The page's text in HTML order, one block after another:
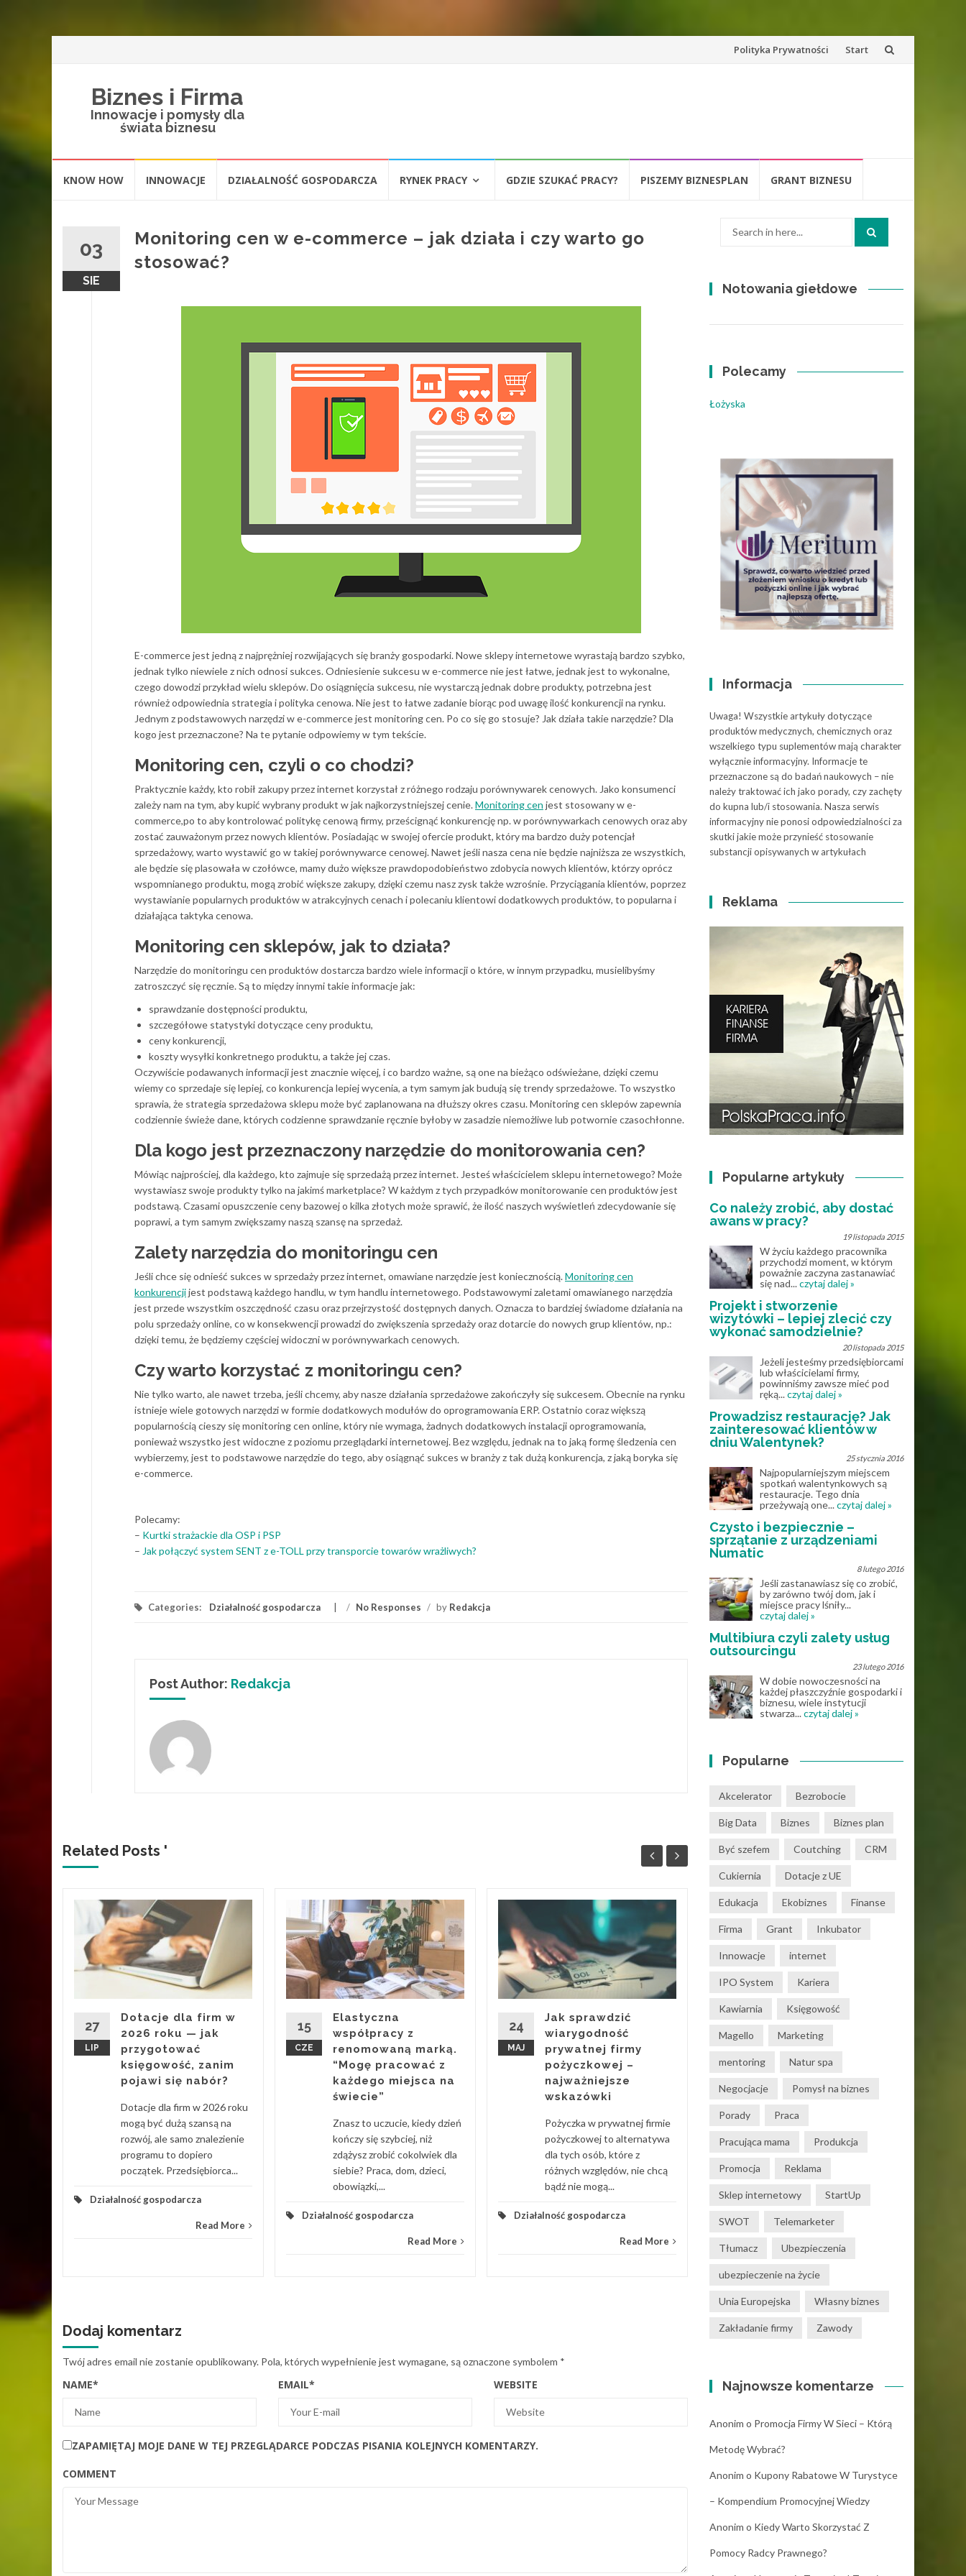
Skip
Polityka Prywatności Start
Biznes i Firma
Innowacje i pomysły dla
świata biznesu
KNOW HOW INNOWACJE DZIAŁALNOŚĆ GOSPODARCZA RYNEK PRACY GDZIE SZUKAĆ PRACY? PISZEMY BIZNESPLAN GRANT BIZNESU
03
SIE
Monitoring cen w e-commerce – jak działa i czy warto go
stosować?
E-commerce jest jedną z najprężniej rozwijających się branży gospodarki. Nowe sklepy internetowe wyrastają bardzo szybko,
jednak tylko niewiele z nich odnosi sukces. Odniesienie sukcesu w e-commerce nie jest łatwe, jednak jest to wykonalne,
czego dowodzi przykład wielu sklepów. Do osiągnięcia sukcesu, nie wystarczą jednak dobre produkty, potrzebna jest
również odpowiednia strategia i polityka cenowa. Nie jest to łatwe zadanie biorąc pod uwagę ilość konkurencji na rynku.
Jednym z podstawowych narzędzi w e-commerce jest monitoring cen. Po co się go stosuje? Jak działa takie narzędzie? Dla
kogo jest przeznaczone? Na te pytanie odpowiemy w tym tekście.
Monitoring cen, czyli o co chodzi?
Praktycznie każdy, kto robił zakupy przez internet korzystał z różnego rodzaju porównywarek cenowych. Jako konsumenci
zależy nam na tym, aby kupić wybrany produkt w jak najkorzystniejszej cenie.Monitoring cen jest stosowany w e-
commerce,po to aby kontrolować politykę cenową firmy, prześcignąć konkurencję np. w porównywarkach cenowych oraz aby
zostać zauważonym przez nowych klientów. Posiadając w swojej ofercie produkt, który ma bardzo duży potencjał
sprzedażowy, warto wystawić go w takiej porównywarce cenowej. Nawet jeśli nasza cena nie będzie najniższa ze wszystkich,
ale będzie się plasowała w czołówce, mamy dużo większe prawdopodobieństwo zdobycia nowych klientów, którzy oprócz
wspomnianego produktu, mogą zrobić większe zakupy, dzięki czemu nasz zysk także wzrośnie. Przyciągania klientów, poprzez
wystawianie popularnych produktów w atrakcyjnych cenach i polecaniu klientowi dodatkowych produktów, to popularna i
działająca taktyka cenowa.
Monitoring cen sklepów, jak to działa?
Narzędzie do monitoringu cen produktów dostarcza bardzo wiele informacji o które, w innym przypadku, musielibyśmy
zatroszczyć się ręcznie. Są to między innymi takie informacje jak:
sprawdzanie dostępności produktu,
szczegółowe statystyki dotyczące ceny produktu,
ceny konkurencji,
koszty wysyłki konkretnego produktu, a także jej czas.
Oczywiście podawanych informacji jest znacznie więcej, i co bardzo ważne, są one na bieżąco odświeżane, dzięki czemu
wiemy co sprzedaje się lepiej, co konkurencja lepiej wycenia, a tym samym jak budują się trendy sprzedażowe. To wszystko
sprawia, że strategia sprzedażowa sklepu może być zaplanowana na dłuższy okres czasu. Monitoring cen sklepów zapewnia
codziennie świeże dane, których codzienne sprawdzanie ręcznie byłoby w zasadzie niemożliwe lub potwornie czasochłonne.
Dla kogo jest przeznaczony narzędzie do monitorowania cen?
Mówiąc najprościej, dla każdego, kto zajmuje się sprzedażą przez internet. Jesteś właścicielem sklepu internetowego? Może
wystawiasz swoje produkty tylko na jakimś marketplace? W każdym z tych przypadków monitorowanie cen produktów jest
podstawą. Czasami opuszczenie ceny bazowej o kilka złotych może sprawić, że ilość naszych wyświetleń zdecydowanie się
poprawi, a tym samym zwiększamy naszą szansę na sprzedaż.
Zalety narzędzia do monitoringu cen
Jeśli chce się odnieść sukces w sprzedaży przez internet, omawiane narzędzie jest koniecznością.Monitoring cen
konkurencjijest podstawą każdego handlu, w tym handlu internetowego. Podstawowymi zaletami omawianego narzędzia
jest przede wszystkim oszczędność czasu oraz przejrzystość dostępnych danych. Oznacza to bardziej świadome działania na
polu sprzedaży online, co w konsekwencji prowadzi do zwiększenia sprzedaży oraz dotarcie do nowych grup klientów, np.:
dzięki temu, że będziemy częściej widoczni w porównywarkach cenowych.
Czy warto korzystać z monitoringu cen?
Nie tylko warto, ale nawet trzeba, jeśli chcemy, aby nasze działania sprzedażowe zakończyły się sukcesem. Obecnie na rynku
istnieje wiele gotowych narzędzi w formie dodatkowych modułów do oprogramowania ERP. Ostatnio coraz większą
popularnością cieszy się monitoring cen online, który nie wymaga, żadnych dodatkowych instalacji oprogramowania,
ponieważ wszystko jest widoczne z poziomu przeglądarki internetowej. Bez względu, jednak na to jaką formę śledzenia cen
wybierzemy, jest to podstawowe narzędzie do tego, aby osiągnąć sukces w branży z tak dużą konkurencja, z jaką boryka się
e-commerce.
Polecamy:
– Kurtki strażackie dla OSP i PSP
– Jak połączyć system SENT z e-TOLL przy transporcie towarów wrażliwych?
Categories: Działalność gospodarcza / No Responses / by Redakcja
Post Author: Redakcja
Related Posts '
27
LIP
Dotacje dla firm w
2026 roku — jak
przygotować
księgowość, zanim
pojawi się nabór?
Dotacje dla firm w 2026 roku
mogą być dużą szansą na
rozwój, ale samo znalezienie
programu to dopiero
początek. Przedsiębiorca...
Działalność gospodarcza
Read More
15
CZE
Elastyczna
współpracy z
renomowaną marką.
“Mogę pracować z
każdego miejsca na
świecie”
Znasz to uczucie, kiedy dzień
kończy się szybciej, niż
zdążysz zrobić cokolwiek dla
siebie? Praca, dom, dzieci,
obowiązki,...
Działalność gospodarcza
Read More
24
MAJ
Jak sprawdzić
wiarygodność
prywatnej firmy
pożyczkowej –
najważniejsze
wskazówki
Pożyczka w prywatnej firmie
pożyczkowej to alternatywa
dla tych osób, które z
różnych względów, nie chcą
bądź nie mogą...
Działalność gospodarcza
Read More
30
dokumentów – jak to
działa w praktyce?
Obieg dokumentacji w firmie
segregatorach i „ustnych
jest mały to...
Działalność gospodarcza
Read More
Dodaj komentarz
Twój adres email nie zostanie opublikowany. Pola, których wypełnienie jest wymagane, są oznaczone symbolem *
NAME* EMAIL* WEBSITE
ZAPAMIĘTAJ MOJE DANE W TEJ PRZEGLĄDARCE PODCZAS PISANIA KOLEJNYCH KOMENTARZY.
COMMENT
Notowania giełdowe
Polecamy
Łożyska
Informacja
Uwaga! Wszystkie artykuły dotyczące
produktów medycznych, chemicznych oraz
wszelkiego typu suplementów mają charakter
wyłącznie informacyjny. Informacje te
przeznaczone są do badań naukowych – nie
należy traktować ich jako porady, czy zachęty
do kupna lub/i stosowania. Nasza serwis
informacyjny nie ponosi odpowiedzialności za
skutki jakie może przynieść stosowanie
substancji opisywanych w artykułach
Reklama
Popularne artykuły
Co należy zrobić, aby dostać
awans w pracy?
19 listopada 2015
W życiu każdego pracownika
przychodzi moment, w którym
poważnie zaczyna zastanawiać
się nad...czytaj dalej »
Projekt i stworzenie
wizytówki – lepiej zlecić czy
wykonać samodzielnie?
20 listopada 2015
Jeżeli jesteśmy przedsiębiorcami
lub właścicielami firmy,
powinniśmy zawsze mieć pod
ręką...czytaj dalej »
Prowadzisz restaurację? Jak
zainteresować klientów w
dniu Walentynek?
25 stycznia 2016
Najpopularniejszym miejscem
spotkań walentynkowych są
restauracje. Tego dnia
przeżywają one...czytaj dalej »
Czysto i bezpiecznie –
sprzątanie z urządzeniami
Numatic
8 lutego 2016
Jeśli zastanawiasz się co zrobić,
by zarówno twój dom, jak i
miejsce pracy lśniły...
czytaj dalej »
Multibiura czyli zalety usług
outsourcingu
23 lutego 2016
W dobie nowoczesności na
każdej płaszczyźnie gospodarki i
biznesu, wiele instytucji
stwarza...czytaj dalej »
Popularne
Akcelerator Bezrobocie
Big Data Biznes Biznes plan
Być szefem Coutching CRM
Cukiernia Dotacje z UE
Edukacja Ekobiznes Finanse
Firma Grant Inkubator
Innowacje internet
IPO System Kariera
Kawiarnia Księgowość
Magello Marketing
mentoring Natur spa
Negocjacje Pomysł na biznes
Porady Praca
Pracująca mama Produkcja
Promocja Reklama
Sklep internetowy StartUp
SWOT Telemarketer
Tłumacz Ubezpieczenia
ubezpieczenie na życie
Unia Europejska Własny biznes
Zakładanie firmy Zawody
Najnowsze komentarze
Anonim o Promocja Firmy W Sieci – Którą
Metodę Wybrać?
Anonim o Kupony Rabatowe W Turystyce
– Kompendium Promocyjnej Wiedzy
Anonim o Kiedy Warto Skorzystać Z
Pomocy Radcy Prawnego?